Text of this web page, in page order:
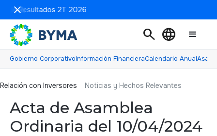
de Resultados 2T 2026
search language
Relación con inversores
Gobierno CorporativoInformación FinancieraCalendario Anual
Relación con Inversores Noticias y Hechos Relevantes
Acta de Asamblea
Ordinaria del 10/04/2024